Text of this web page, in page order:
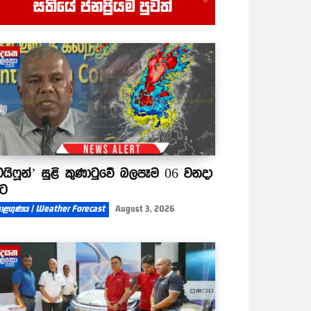
ගෙව්වේ පොටෝකොපිවලට
07:32
සතියේ ජනප්‍රියම පුවත්
සුළි කුණාටුවේ බලපෑම 06 වනදා
| Weather Forecast August 3, 2026